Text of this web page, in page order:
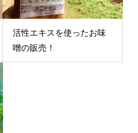
活性エキスを使ったお味
噌の販売！